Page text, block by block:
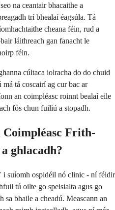
na ceantair bhacaithe a
trí bhealaí éagsúla. Tá
cheana féin, rud a
láithreach gan fanacht le
féin.
cúltaca iolracha do do chuid
tá coscairí ag cur bac ar
an coimpléasc roinnt bealaí eile
fós chun fuiliú a stopadh.
Coimpléasc Frith-
ghlacadh?
i suíomh ospidéil nó clinic - ní féidir
tú oilte go speisialta agus go
bhaile a cheadú. Meascann an